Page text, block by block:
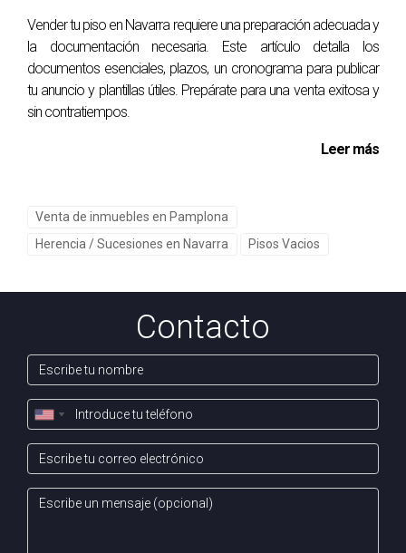
propiedad heredada.
¿Dónde puedo encontrar apoyo profesional
para esta situación?
Pamplona que ofrece apoyo empático para ayudar a los
Vender tu piso en Navarra requiere una preparación adecuada y
la documentación necesaria. Este artículo detalla los
documentos esenciales, plazos, un cronograma para publicar
tu anuncio y plantillas útiles. Prepárate para una venta exitosa y
sin contratiempos.
Leer más
Venta de inmuebles en Pamplona
Herencia / Sucesiones en Navarra
Pisos Vacios
Contacto